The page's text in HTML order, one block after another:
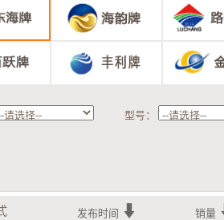
型号：
发布时间 销量